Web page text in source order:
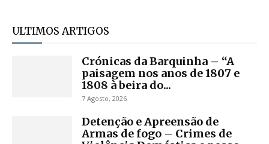
ULTIMOS ARTIGOS
Crónicas da Barquinha – “A
paisagem nos anos de 1807 e
1808 à beira do...
7 Agosto, 2026
Detenção e Apreensão de
Armas de fogo – Crimes de